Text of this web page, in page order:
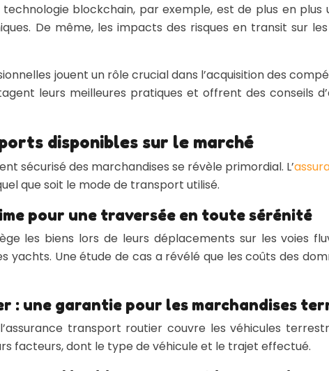
technologie blockchain, par exemple, est de plus en
De même, les impacts des risques en transit sur
jouent un rôle crucial dans l’acquisition des
leurs meilleures pratiques et offrent des conseils
disponibles sur le marché
sécurisé des marchandises se révèle primordial. L’
que soit le mode de transport utilisé.
pour une traversée en toute sérénité
les biens lors de leurs déplacements sur les voies
yachts. Une étude de cas a révélé que les coûts des
: une garantie pour les marchandises
transport routier couvre les véhicules
facteurs, dont le type de véhicule et le trajet effectué.